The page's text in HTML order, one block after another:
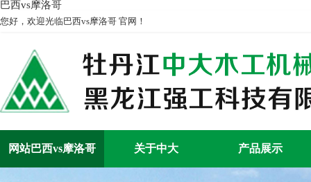
巴西vs摩洛哥
您好，欢迎光临巴西vs摩洛哥 官网！
网站巴西vs摩洛哥 关于中大 产品展示